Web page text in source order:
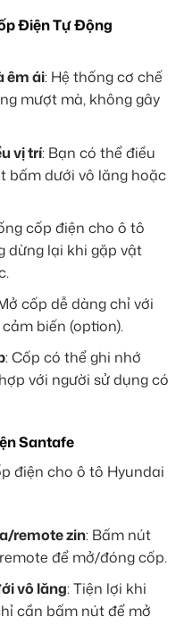
Điện Tự Động
êm ái: Hệ thống cơ chế
mượt mà, không gây
vị trí: Bạn có thể điều
bấm dưới vô lăng hoặc
cốp điện cho ô tô
dừng lại khi gặp vật
cốp dễ dàng chỉ với
biến (option).
: Cốp có thể ghi nhớ
với người sử dụng có
Santafe
điện cho ô tô Hyundai
remote zin: Bấm nút
để mở/đóng cốp.
vô lăng: Tiện lợi khi
cần bấm nút để mở